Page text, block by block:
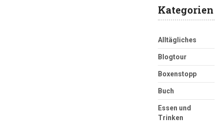
Kategorien
Alltägliches
Blogtour
Boxenstopp
Buch
Essen und
Trinken